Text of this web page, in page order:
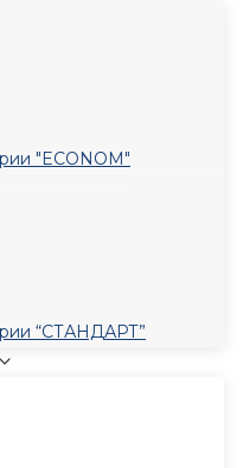
"ECONOM"
“СТАНДАРТ”